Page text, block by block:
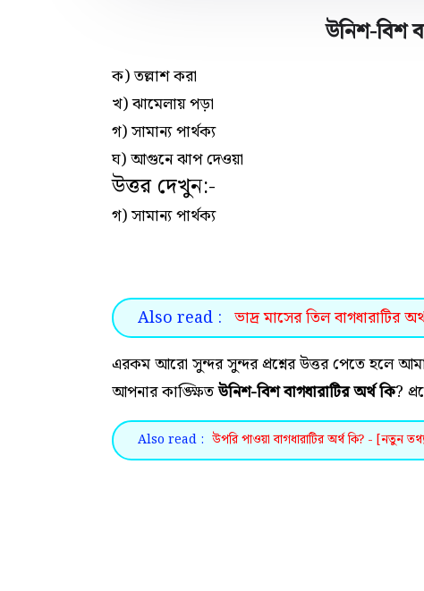
উনিশ-বিশ
ক) তল্লাশ করা
খ) ঝামেলায় পড়া
গ) সামান্য পার্থক্য
ঘ) আগুনে ঝাপ দেওয়া
উত্তর দেখুন:-
গ) সামান্য পার্থক্য
Also read : ভাদ্র মাসের তিল বাগধারাটির
এরকম আরো সুন্দর সুন্দর প্রশ্নের উত্তর পেতে হলে
আপনার কাঙ্ক্ষিতউনিশ-বিশ বাগধারাটির অর্থ কি?
Also read : উপরি পাওয়া বাগধারাটির অর্থ কি? - [নতুন